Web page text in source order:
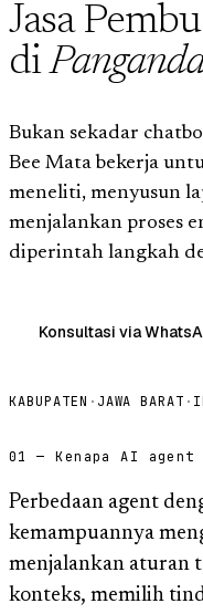
Jasa
di
Bukan sekadar
Bee Mata bekerja
meneliti, menyusun
menjalankan proses
diperintah langkah
Konsultasi via
KABUPATEN · JAWA BARAT ·
01 — Kenapa AI agent
Perbedaan agent
kemampuannya
menjalankan aturan
konteks, memilih